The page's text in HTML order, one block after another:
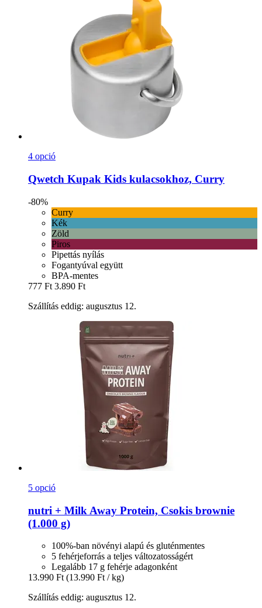
4 opció
Qwetch Kupak Kids kulacsokhoz, Curry
-80%
Curry
Kék
Zöld
Piros
Pipettás nyílás
Fogantyúval együtt
BPA-mentes
777 Ft 3.890 Ft
Szállítás eddig: augusztus 12.
5 opció
nutri + Milk Away Protein, Csokis brownie
(1.000 g)
100%-ban növényi alapú és gluténmentes
5 fehérjeforrás a teljes változatosságért
Legalább 17 g fehérje adagonként
13.990 Ft (13.990 Ft / kg)
Szállítás eddig: augusztus 12.